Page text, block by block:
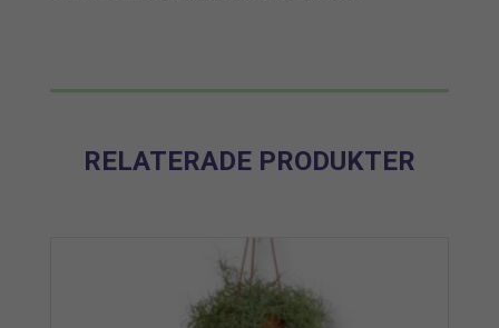
RELATERADE PRODUKTER